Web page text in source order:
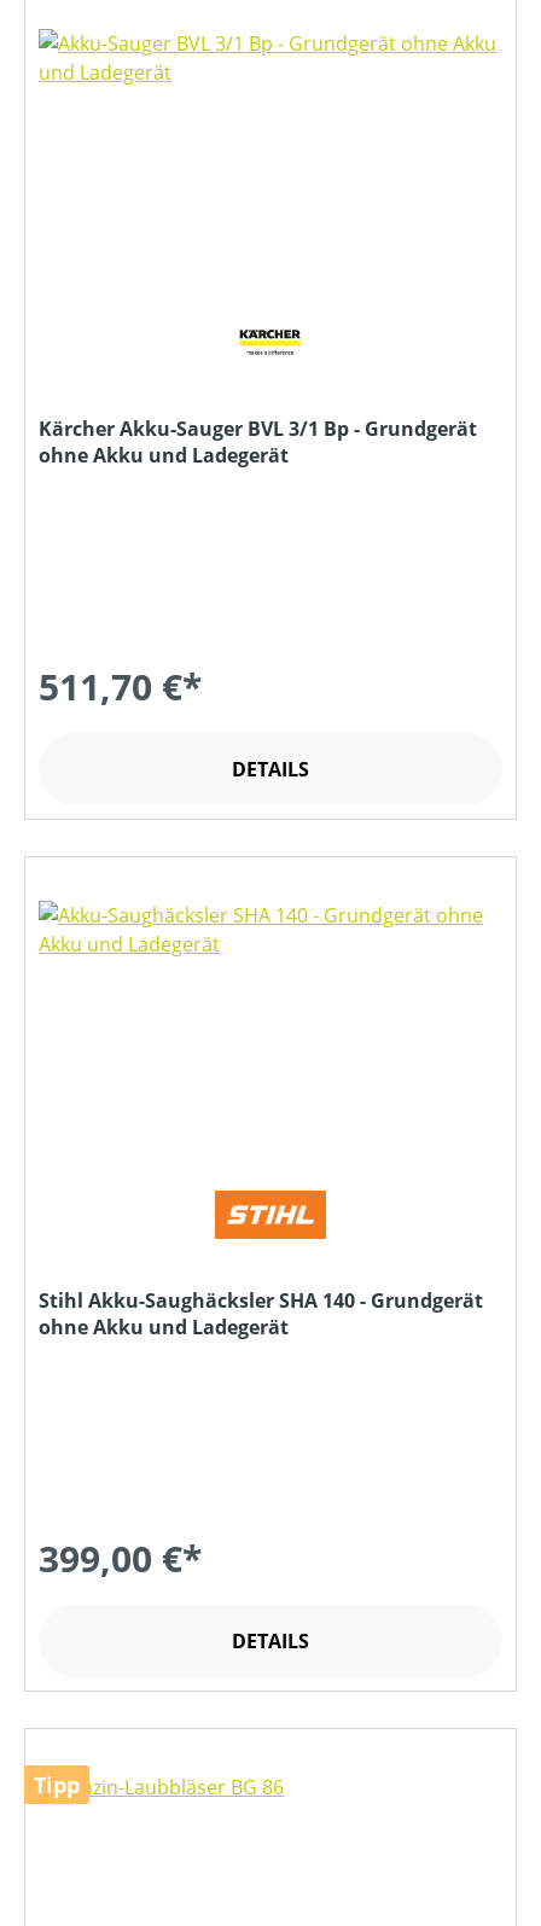
Kärcher Akku-Sauger BVL 3/1 Bp - Grundgerät
ohne Akku und Ladegerät
511,70 €*
DETAILS
Stihl Akku-Saughäcksler SHA 140 - Grundgerät
ohne Akku und Ladegerät
399,00 €*
DETAILS
Tipp